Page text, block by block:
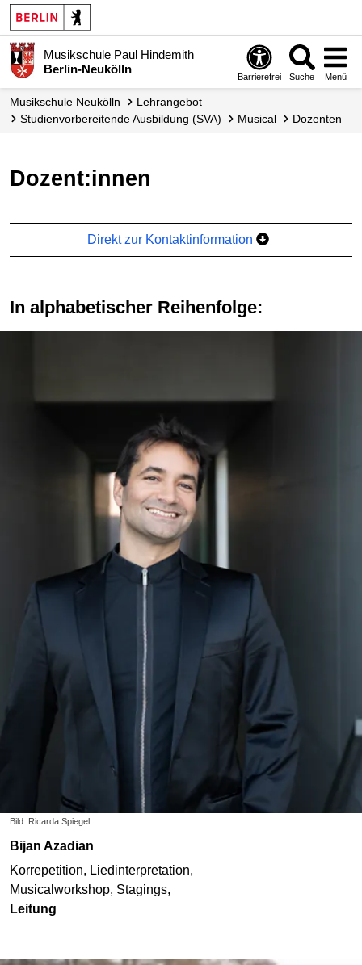
Musikschule Paul Hindemith
Berlin-Neukölln
Barrierefrei Suche Menü
Musikschule Neukölln
Lehrangebot
Studien­vorbereitende Ausbildung (SVA)
Musical Dozenten
Dozent:innen
Direkt zur Kontaktinformation
in alphabetischer Reihenfolge:
Bild: Ricarda Spiegel
Bijan Azadian
Korrepetition, Liedinterpretation,
Musicalworkshop, Stagings,
Leitung